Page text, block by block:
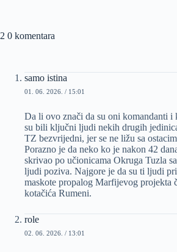
2 0 komentara
samo istina
01. 06. 2026. / 15:01
Da li ovo znači da su oni komandanti i
su bili ključni ljudi nekih drugih
TZ bezvrijedni, jer se ne ližu sa
Porazno je da neko ko je nakon 42
skrivao po učionicama Okruga Tuzla
ljudi poziva. Najgore je da su ti ljudi
maskote propalog Marfijevog projekta
kotačića Rumeni.
role
02. 06. 2026. / 13:01